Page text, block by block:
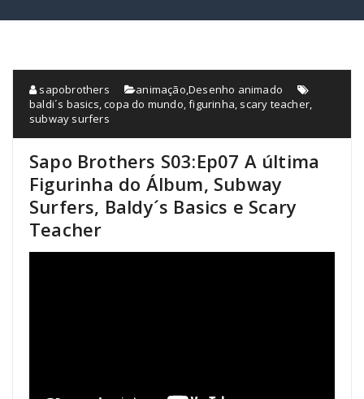
sapobrothers animação,Desenho animado
baldi´s basics,copa do mundo,figurinha, scary teacher,
subway surfers
Sapo Brothers S03:Ep07 A última
Figurinha do Álbum, Subway
Surfers, Baldy´s Basics e Scary
Teacher